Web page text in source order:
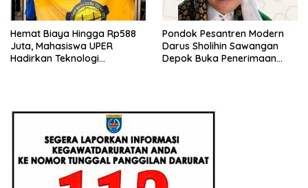
Hemat Biaya Hingga Rp588
Juta, Mahasiswa UPER
Hadirkan Teknologi
Pondok Pesantren Modern
Darus Sholihin Sawangan
Depok Buka Penerimaan